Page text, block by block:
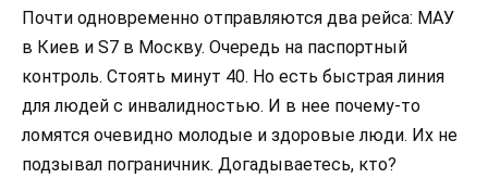
Почти одновременно отправляются два рейса: МАУ
в Киев и S7 в Москву. Очередь на паспортный
контроль. Стоять минут 40. Но есть быстрая линия
для людей с инвалидностью. И в нее почему-то
ломятся очевидно молодые и здоровые люди. Их не
подзывал пограничник. Догадываетесь, кто?